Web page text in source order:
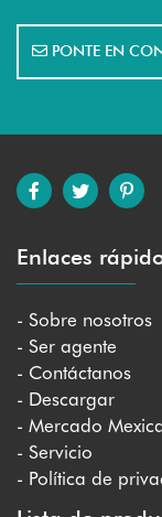
PONTE EN
Enlaces
- Sobre nosotros
- Ser agente
- Contáctanos
- Descargar
- Mercado
- Servicio
- Política de